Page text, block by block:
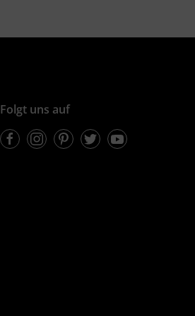
Folgt uns auf
FacebookInstagramPinterestTwitterYoutube